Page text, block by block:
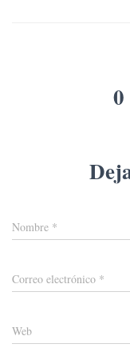
Nombre *
Correo electrónico *
Web